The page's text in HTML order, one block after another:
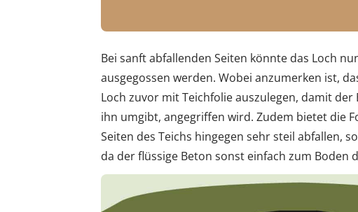
Bei sanft abfallenden Seiten könnte das Loch
ausgegossen werden. Wobei anzumerken ist,
Loch zuvor mit Teichfolie auszulegen, damit
ihn umgibt, angegriffen wird. Zudem bietet die
Seiten des Teichs hingegen sehr steil abfallen,
da der flüssige Beton sonst einfach zum Boden